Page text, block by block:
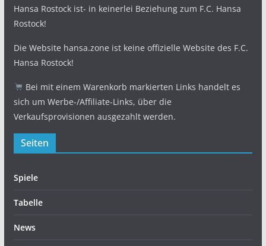
Hansa Rostock ist- in keinerlei Beziehung zum F.C. Hansa
Rostock!
Die Website hansa.zone ist keine offizielle Website des F.C.
Hansa Rostock!
Bei mit einem Warenkorb markierten Links handelt es
sich um Werbe-/Affiliate-Links, über die
Verkaufsprovisionen ausgezahlt werden.
Seiten
Spiele
Tabelle
News